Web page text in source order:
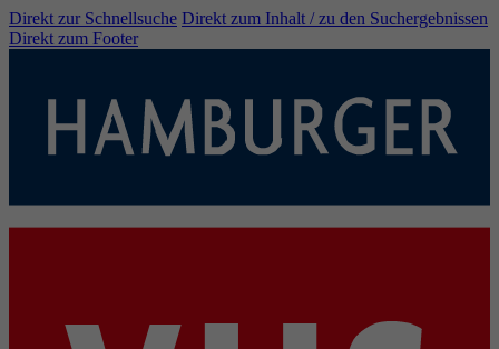
Direkt zur Schnellsuche Direkt zum Inhalt / zu den Suchergebnissen
Direkt zum Footer